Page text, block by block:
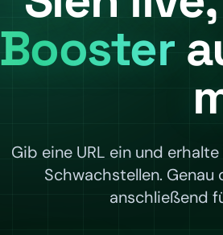
Booster
Gib eine URL ein und
Schwachstellen.
anschließend